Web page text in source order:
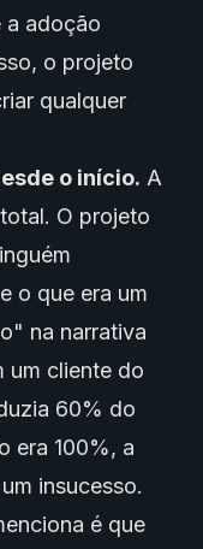
a adoção
o projeto
qualquer
o início. A
O projeto
o que era um
na narrativa
um cliente do
60% do
era 100%, a
insucesso.
é que